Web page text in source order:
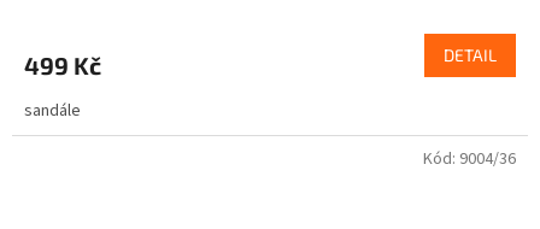
499 Kč DETAIL
sandále
Kód: 9004/36